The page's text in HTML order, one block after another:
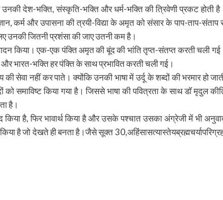
देश-भक्ति, संस्कृति-भक्ति और धर्म-भक्ति की त्रिवेणी प्रकट होती
कर्म और उपासना की त्रयी-विद्या के अमृत को संसार के पाप-ताप-संताप
उनकी जितनी प्रशंसा की जाए उतनी कम है।
किया। एक-एक पंक्ति अमृत की बूंद की भांति तृप्त-संतप्त करती चली
भारत-भक्ति हर पंक्ति के साथ प्रभावित करती चली गई।
की सेवा नहीं कर पाते। क्योंकि उनकी भाषा में उर्दू के शब्दों की भरमार हो
समाविष्ट किया गया है। जिससे भाषा की पवित्रता के साथ डॉ मृदुल
है।
है, फिर भावार्थ किया है और उसके पश्चात उसका अंग्रेजी में भी
है जो देखते ही बनता है।जैसे सूक्त